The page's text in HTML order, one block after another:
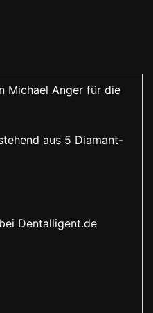
Michael Anger für die
aus 5 Diamant-
Dentalligent.de